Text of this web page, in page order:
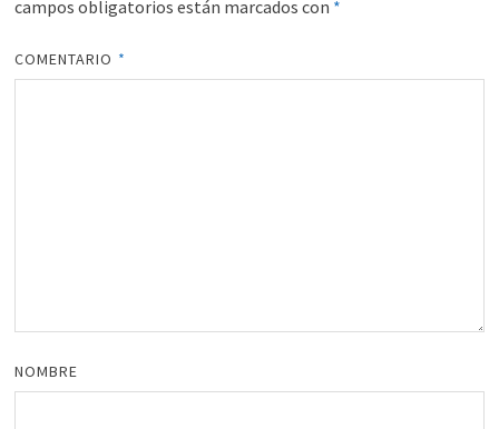
campos obligatorios están marcados con *
COMENTARIO *
NOMBRE